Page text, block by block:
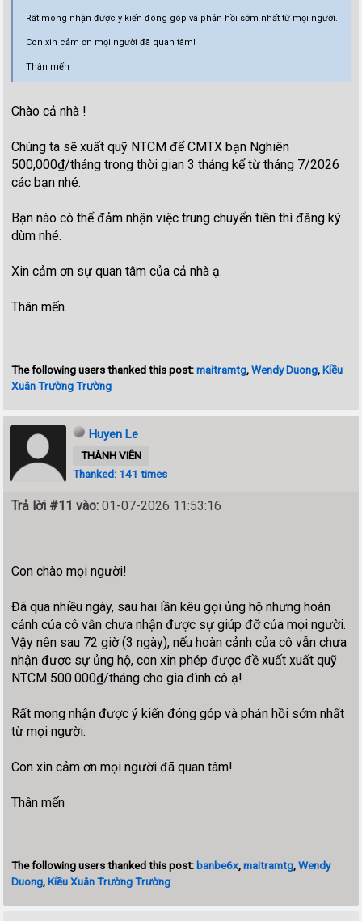
Rất mong nhận được ý kiến đóng góp và phản hồi sớm nhất từ mọi người.
Con xin cảm ơn mọi người đã quan tâm!
Thân mến
Chào cả nhà !
Chúng ta sẽ xuất quỹ NTCM để CMTX bạn Nghiên
500,000₫/tháng trong thời gian 3 tháng kể từ tháng 7/2026
các bạn nhé.
Bạn nào có thể đảm nhận việc trung chuyển tiền thì đăng ký
dùm nhé.
Xin cảm ơn sự quan tâm của cả nhà ạ.
Thân mến.
The following users thanked this post:maitramtg,Wendy Duong,Kiều
Xuân Trường Trường
Huyen Le
THÀNH VIÊN
Thanked: 141 times
Trả lời #11 vào: 01-07-2026 11:53:16
Con chào mọi người!
Đã qua nhiều ngày, sau hai lần kêu gọi ủng hộ nhưng hoàn
cảnh của cô vẫn chưa nhận được sự giúp đỡ của mọi người.
Vậy nên sau 72 giờ (3 ngày), nếu hoàn cảnh của cô vẫn chưa
nhận được sự ủng hộ, con xin phép được đề xuất xuất quỹ
NTCM 500.000₫/tháng cho gia đình cô ạ!
Rất mong nhận được ý kiến đóng góp và phản hồi sớm nhất
từ mọi người.
Con xin cảm ơn mọi người đã quan tâm!
Thân mến
The following users thanked this post: banbe6x,maitramtg,Wendy
Duong,Kiều Xuân Trường Trường